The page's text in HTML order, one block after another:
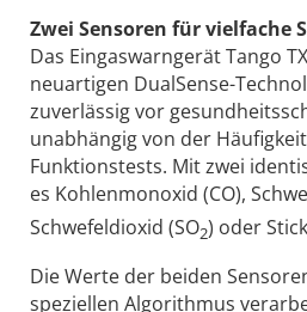
Zwei Sensoren für vielfache
Das Eingaswarngerät Tango
neuartigen DualSense-
zuverlässig vor
unabhängig von der
Funktionstests. Mit zwei
es Kohlenmonoxid (CO),
Schwefeldioxid (SO2) oder
Die Werte der beiden
speziellen Algorithmus